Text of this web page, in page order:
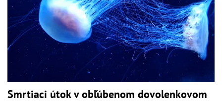
Smrtiaci útok v obľúbenom dovolenkovom